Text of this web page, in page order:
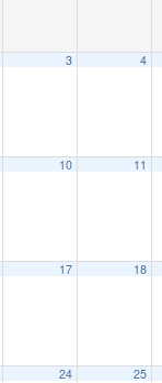
3 4
10 11
17 18
24 25